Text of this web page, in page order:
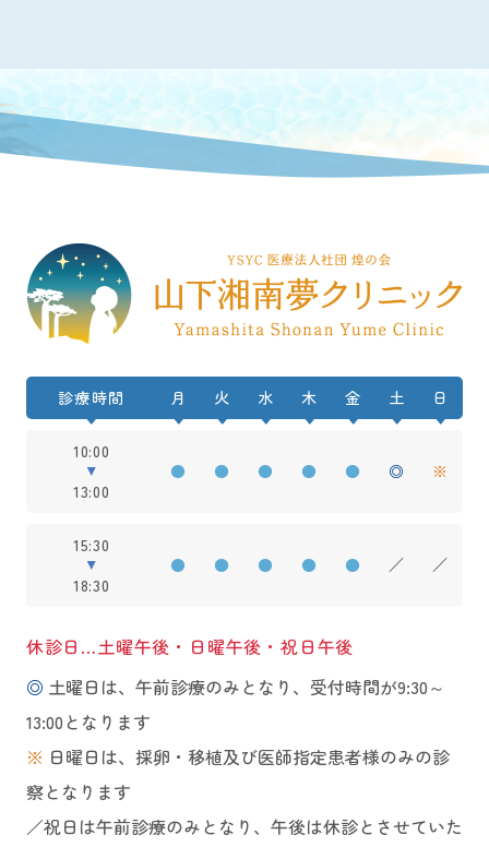
診療時間 月 火 水 木 金 土 日
10:00
13:00
● ● ● ● ● ◎ ※
15:30
18:30
● ● ● ● ● ／ ／
休診日…土曜午後・日曜午後・祝日午後
◎ 土曜日は、午前診療のみとなり、受付時間が9:30～
13:00となります
※ 日曜日は、採卵・移植及び医師指定患者様のみの診
察となります
／祝日は午前診療のみとなり、午後は休診とさせていた